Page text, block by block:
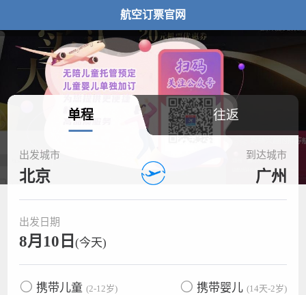
航空订票官网
单程 往返
出发城市
北京
到达城市
广州
出发日期
8月10日 (今天)
携带儿童 (2-12岁) 携带婴儿 (14天-2岁)